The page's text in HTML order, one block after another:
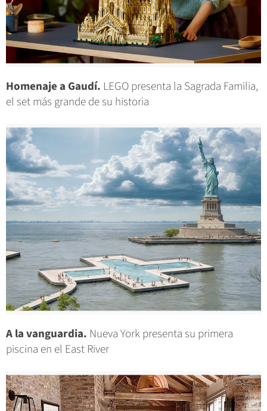
Homenaje a Gaudí. LEGO presenta la Sagrada Familia,
el set más grande de su historia
A la vanguardia. Nueva York presenta su primera
piscina en el East River